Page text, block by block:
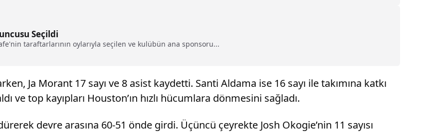
Seçildi
taraftarlarının oylarıyla seçilen ve kulübün ana sponsoru...
Ja Morant 17 sayı ve 8 asist kaydetti. Santi Aldama ise 16 sayı ile takımına katkı
ve top kayıpları Houston’ın hızlı hücumlara dönmesini sağladı.
devre arasına 60-51 önde girdi. Üçüncü çeyrekte Josh Okogie’nin 11 sayısı